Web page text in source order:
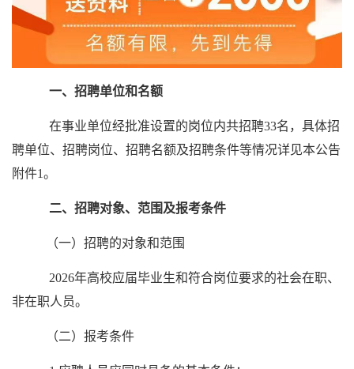
一、招聘单位和名额
在事业单位经批准设置的岗位内共招聘33名，具体招
聘单位、招聘岗位、招聘名额及招聘条件等情况详见本公告
附件1。
二、招聘对象、范围及报考条件
（一）招聘的对象和范围
2026年高校应届毕业生和符合岗位要求的社会在职、
非在职人员。
（二）报考条件